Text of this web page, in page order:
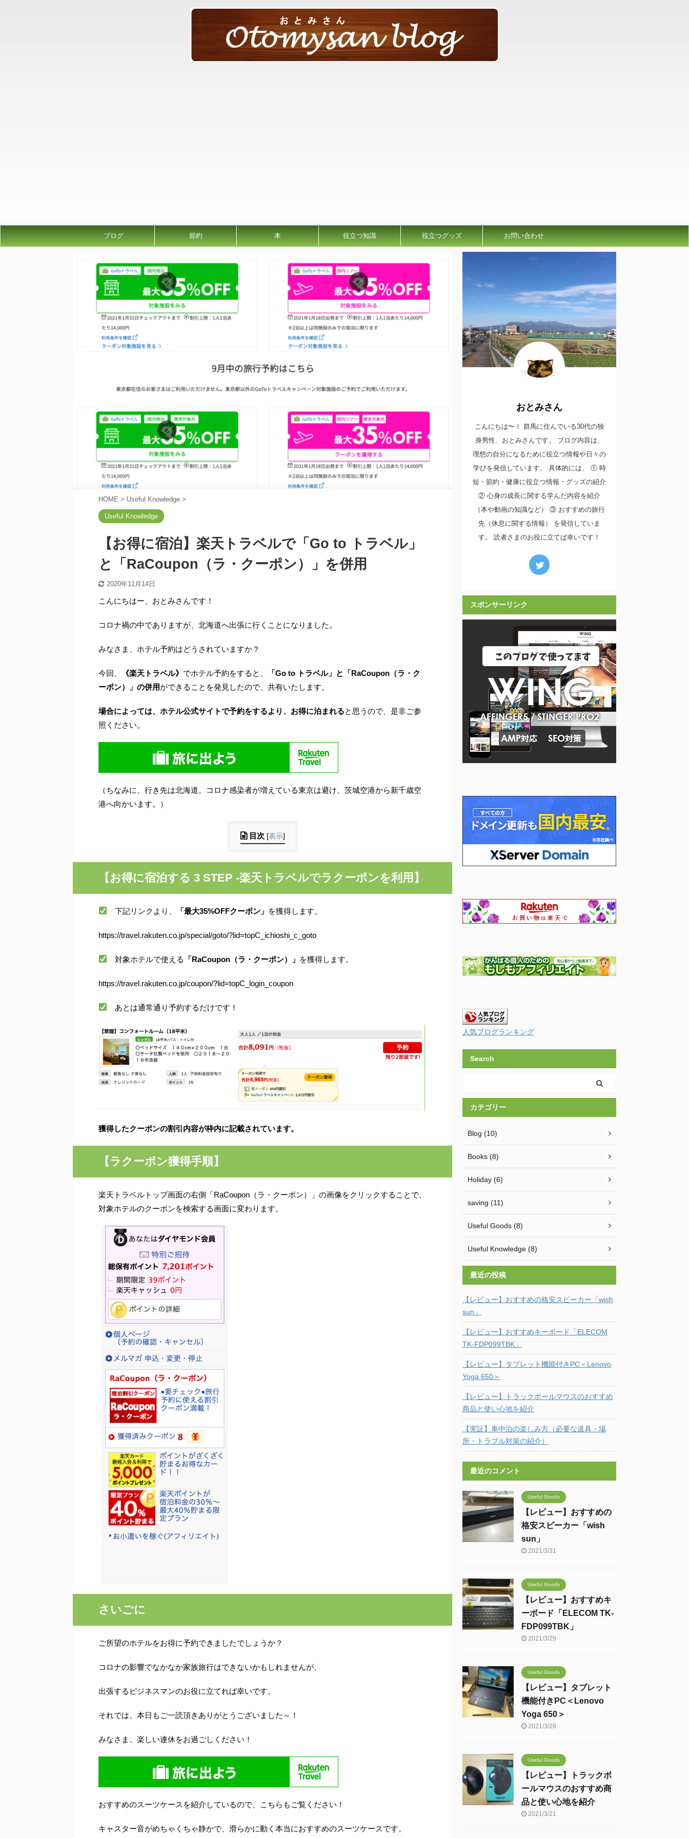
ブログ 節約 本 役立つ知識 役立つグッズ お問い合わせ
HOME > Useful Knowledge >
Useful Knowledge
【お得に宿泊】楽天トラベルで「Go to トラベル」
と「RaCoupon（ラ・クーポン）」を併用
2020年11月14日
こんにちはー、おとみさんです！
コロナ禍の中でありますが、北海道へ出張に行くことになりました。
みなさま、ホテル予約はどうされていますか？
今回、 《楽天トラベル》 でホテル予約をすると、 「Go to トラベル」と「RaCoupon （ラ・ク
ーポン）」の併用ができることを発見したので、共有いたします。
場合によっては、ホテル公式サイトで予約をするより、お得に泊まれると思うので、是非ご参
照ください。
（ちなみに、行き先は北海道。コロナ感染者が増えている東京は避け、茨城空港から新千歳空
港へ向かいます。）
目次 [表示]
【お得に宿泊する 3 STEP -楽天トラベルでラクーポンを利用 】
下記リンクより、 「最大35%OFFクーポン」 を獲得します。
https://travel.rakuten.co.jp/special/goto/?lid=topC_ichioshi_c_goto
対象ホテルで使える 「RaCoupon （ラ・クーポン）」 を獲得します。
https://travel.rakuten.co.jp/coupon/?lid=topC_login_coupon
あとは通常通り予約するだけです！
獲得したクーポンの割引内容が枠内に記載されています。
【ラクーポン獲得手順】
楽天トラベルトップ画面の右側「RaCoupon （ラ・クーポン）」の画像をクリックすることで、
対象ホテルのクーポンを検索する画面に変わります。
さいごに
ご所望のホテルをお得に予約できましたでしょうか？
コロナの影響でなかなか家族旅行はできないかもしれませんが、
出張するビジネスマンのお役に立てれば幸いです。
それでは、本日もご一読頂きありがとうございました～！
みなさま、楽しい連休をお過ごしください！
おすすめのスーツケースを紹介しているので、こちらもご覧ください！
キャスター音がめちゃくちゃ静かで、滑らかに動く本当におすすめのスーツケースです。
おとみさん
こんにちは〜！ 群馬に住んでいる30代の独
身男性、おとみさんです。 ブログ内容は、
理想の自分になるために役立つ情報や日々の
学びを発信しています。 具体的には、 ① 時
短・節約・健康に役立つ情報・グッズの紹介
② 心身の成長に関する学んだ内容を紹介
（本や動画の知識など） ③ おすすめの旅行
先（休息に関する情報） を発信していま
す。 読者さまのお役に立てば幸いです！
スポンサーリンク
人気ブログランキング
Search
カテゴリー
Blog (10)
Books (8)
Holiday (6)
saving (11)
Useful Goods (8)
Useful Knowledge (8)
最近の投稿
【レビュー】おすすめの格安スピーカー「wish
sun」
【レビュー】おすすめキーボード「ELECOM
TK-FDP099TBK」
【レビュー】タブレット機能付きPC＜Lenovo
Yoga 650＞
【レビュー】トラックボールマウスのおすすめ
商品と使い心地を紹介
【実証】車中泊の楽しみ方（必要な道具・場
所・トラブル対策の紹介）
最近のコメント
Useful Goods
【レビュー】おすすめの
格安スピーカー「wish
sun」
2021/3/31
Useful Goods
【レビュー】おすすめキ
ーボード「ELECOM TK-
FDP099TBK」
2021/3/29
Useful Goods
【レビュー】タブレット
機能付きPC＜Lenovo
Yoga 650＞
2021/3/28
Useful Goods
【レビュー】トラックボ
ールマウスのおすすめ商
品と使い心地を紹介
2021/3/21